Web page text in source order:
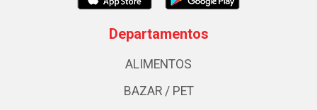
Departamentos
ALIMENTOS
BAZAR / PET